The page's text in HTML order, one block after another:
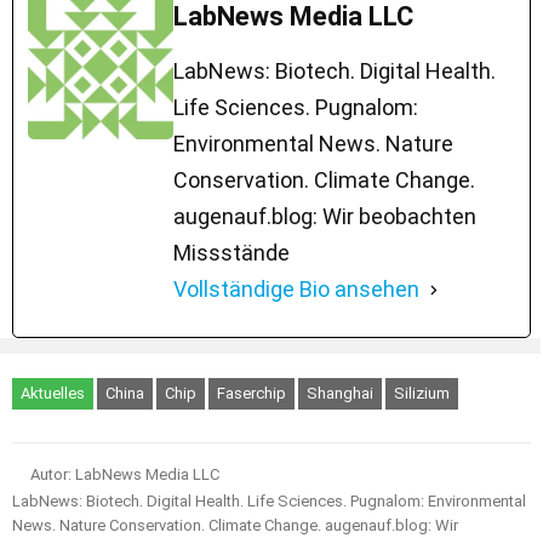
LabNews Media LLC
LabNews: Biotech. Digital Health.
Life Sciences. Pugnalom:
Environmental News. Nature
Conservation. Climate Change.
augenauf.blog: Wir beobachten
Missstände
Vollständige Bio ansehen
Aktuelles China Chip Faserchip Shanghai Silizium
Autor: LabNews Media LLC
LabNews: Biotech. Digital Health. Life Sciences. Pugnalom: Environmental
News. Nature Conservation. Climate Change. augenauf.blog: Wir